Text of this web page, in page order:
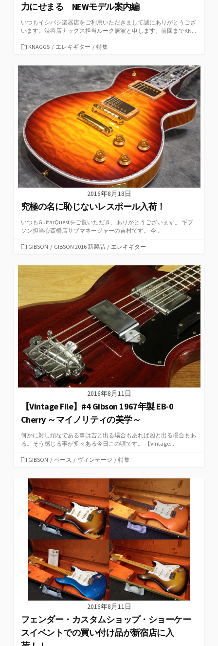
力にせまる NEWモデル案内編
いつもイシバシ楽器店をご利用いただきまして誠にありがとうござ
います。渋谷店ナッグス担当ルーク居波と申します。前回までKN...
カ
ゴ
リ
ー
KNAGGS / エレキギター / 特集
2016年8月18日
究極の名に恥じないレスポール入荷！
いつもGuitarQuestをご覧いただき、ありがとうございます。 ギブ
ソン担当心斎橋店サブマネージャーの吉村です。 今...
カ
ゴ
GIBSON / GIBSON 2016 新製品 / エレキギター
2016年8月11日
【Vintage File】#4 Gibson 1967年製 EB-0
Cherry ～マイノリティの美学～
何かに対し頑なである事は吉と出る場合もあれば凶と出る場合もあ
る。そう感じる事が多々ある今日この頃です。 【Vintage...
カ
ゴ
リ
ー
GIBSON / ベース / ヴィンテージ / 特集
2016年8月11日
フェンダー・カスタムショップ・ショーケー
スイベントでの買い付け品が新宿店に入